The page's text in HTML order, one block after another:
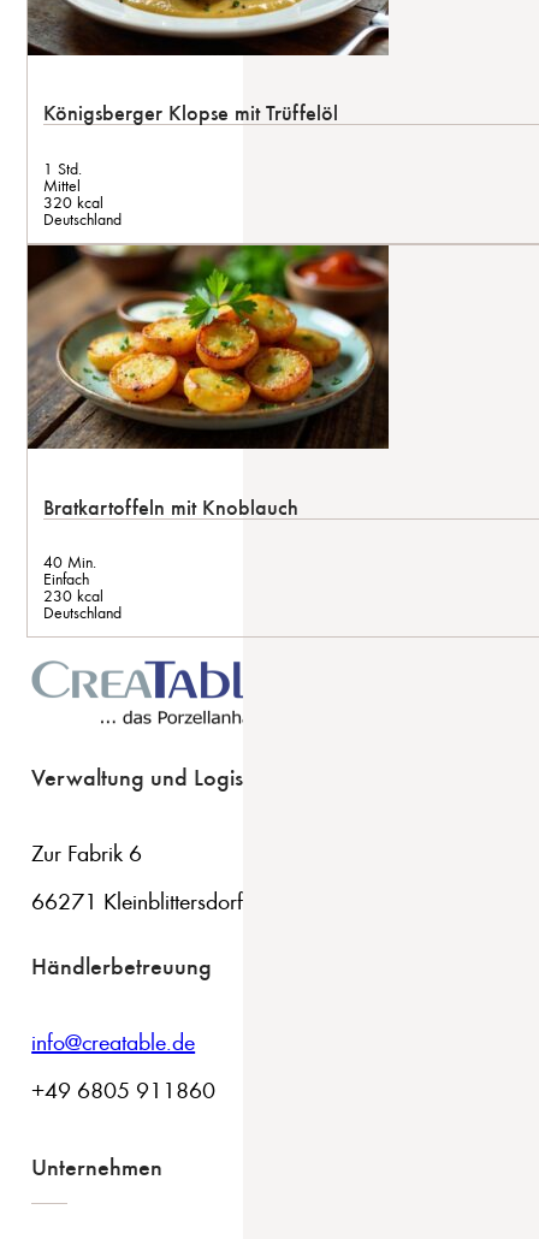
Königsberger Klopse mit Trüffelöl
1 Std.
Mittel
320 kcal
Deutschland
Bratkartoffeln mit Knoblauch
40 Min.
Einfach
230 kcal
Deutschland
Verwaltung und Logistik
Zur Fabrik 6
66271 Kleinblittersdorf
Händlerbetreuung
info@creatable.de
+49 6805 911860
Unternehmen